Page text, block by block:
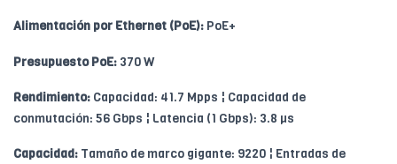
Alimentación por Ethernet (PoE): PoE+
Presupuesto PoE: 370 W
Rendimiento: Capacidad: 41.7 Mpps ¦ Capacidad de
conmutación: 56 Gbps ¦ Latencia (1 Gbps): 3.8 µs
Capacidad: Tamaño de marco gigante: 9220 ¦ Entradas de